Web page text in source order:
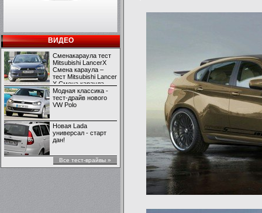
ВИДЕО
Сменакараула тест
Mitsubishi LancerX
Смена караула –
тест Mitsubishi Lancer
X Смена караула –
тест Mitsubishi Lancer
X
Модная классика -
тест-драйв нового
VW Polo
Новая Lada
универсал - старт
дан!
Все тест-врайвы »